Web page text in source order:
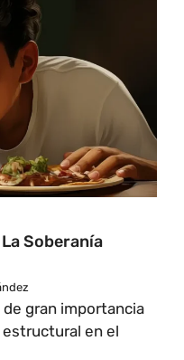
Soberanía
gran importancia
estructural en el